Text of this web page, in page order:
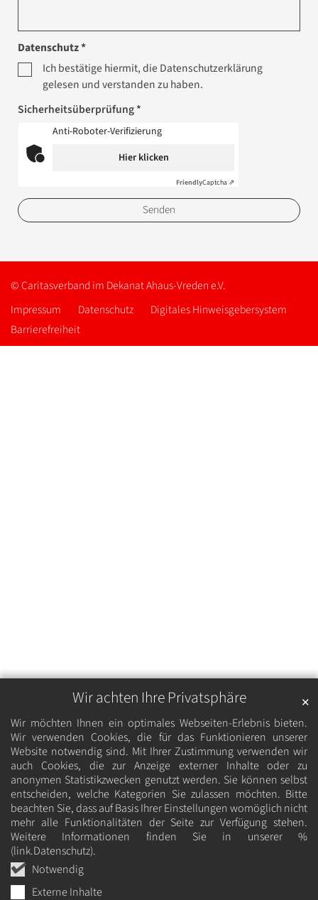
Wir achten Ihre Privatsphäre
Wir möchten Ihnen ein optimales Webseiten-Erlebnis bieten.
Wir verwenden Cookies, die für das Funktionieren unserer
Website notwendig sind. Mit Ihrer Zustimmung verwenden wir
auch Cookies, die zur Anzeige externer Inhalte oder zu
anonymen Statistikzwecken genutzt werden. Sie können selbst
entscheiden, welche Kategorien Sie zulassen möchten. Bitte
beachten Sie, dass auf Basis Ihrer Einstellungen womöglich nicht
mehr alle Funktionalitäten der Seite zur Verfügung stehen.
Weitere Informationen finden Sie in unserer %
(link.Datenschutz).
Notwendig
Externe Inhalte
✕
Datenschutz *
Ich bestätige hiermit, die Datenschutzerklärung
gelesen und verstanden zu haben.
Sicherheitsüberprüfung *
Anti-Roboter-Verifizierung
Hier klicken
FriendlyCaptcha ⇗
© Caritasverband im Dekanat Ahaus-Vreden e.V.
Impressum
Datenschutz
Digitales Hinweisgebersystem
Barrierefreiheit